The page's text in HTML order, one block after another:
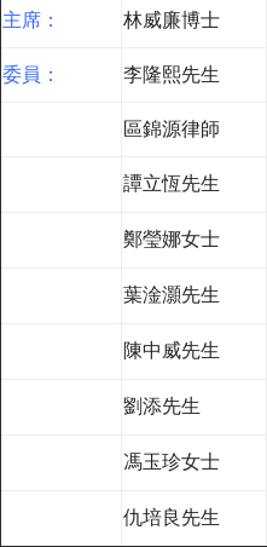
主席： 林威廉博士
委員：
李隆熙先生
區錦源律師
譚立恆先生
鄭瑩娜女士
葉淦灝先生
陳中威先生
劉添先生
馮玉珍女士
仇培良先生